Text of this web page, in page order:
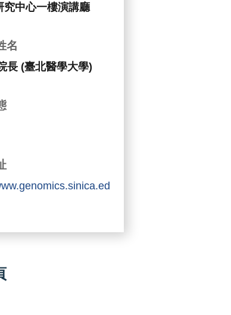
究中心一樓演講廳
名
長 (臺北醫學大學)